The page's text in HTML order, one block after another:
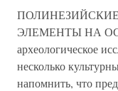
ЭЛЕМЕНТЫ НА
археологическое
несколько
напомнить, что